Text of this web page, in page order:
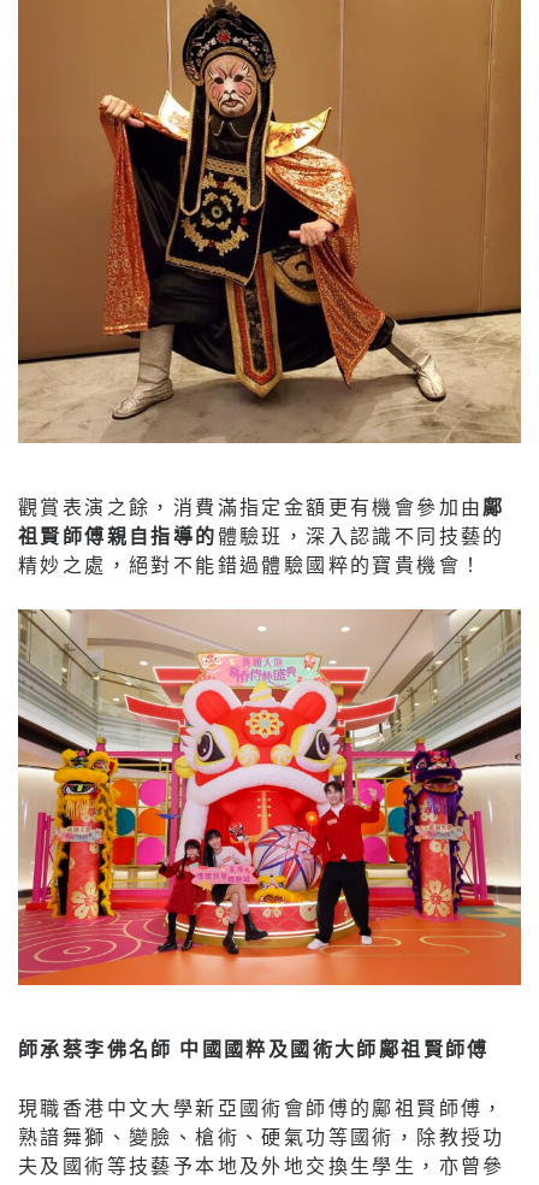
觀賞表演之餘，消費滿指定金額更有機會參加由 鄺
祖賢師傅親自指導的 體驗班，深入認識不同技藝的
精妙之處，絕對不能錯過體驗國粹的寶貴機會！
師承蔡李佛名師 中國國粹及國術大師鄺祖賢師傅
現職香港中文大學新亞國術會師傅的鄺祖賢師傅，
熟諳舞獅、變臉、槍術、硬氣功等國術，除教授功
夫及國術等技藝予本地及外地交換生學生，亦曾參